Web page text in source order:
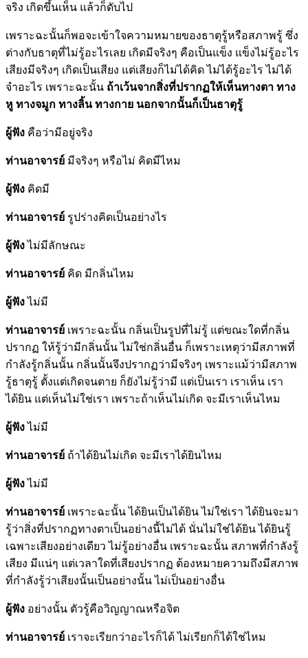
จริง เกิดขึ้นเห็น แล้วก็ดับไป
เพราะฉะนั้นก็พอจะเข้าใจความหมายของธาตุรู้หรือสภาพรู้ ซึ่ง
ต่างกับธาตุที่ไม่รู้อะไรเลย เกิดมีจริงๆ คือเป็นแข็ง แข็งไม่รู้อะไร
เสียงมีจริงๆ เกิดเป็นเสียง แต่เสียงก็ไม่ได้คิด ไม่ได้รู้อะไร ไม่ได้
จำอะไร เพราะฉะนั้น ถ้าเว้นจากสิ่งที่ปรากฏให้เห็นทางตา ทาง
หู ทางจมูก ทางลิ้น ทางกาย นอกจากนั้นก็เป็นธาตุรู้
ผู้ฟัง คือว่ามีอยู่จริง
ท่านอาจารย์ มีจริงๆ หรือไม่ คิดมีไหม
ผู้ฟัง คิดมี
ท่านอาจารย์ รูปร่างคิดเป็นอย่างไร
ผู้ฟังไม่มีลักษณะ
ท่านอาจารย์ คิด มีกลิ่นไหม
ผู้ฟังไม่มี
ท่านอาจารย์ เพราะฉะนั้น กลิ่นเป็นรูปที่ไม่รู้ แต่ขณะใดที่กลิ่น
ปรากฏ ให้รู้ว่ามีกลิ่นนั้น ไม่ใช่กลิ่นอื่น ก็เพราะเหตุว่ามีสภาพที่
กำลังรู้กลิ่นนั้น กลิ่นนั้นจึงปรากฏว่ามีจริงๆ เพราะแม้ว่ามีสภาพ
รู้ธาตุรู้ ตั้งแต่เกิดจนตาย ก็ยังไม่รู้ว่ามี แต่เป็นเรา เราเห็น เรา
ได้ยิน แต่เห็นไม่ใช่เรา เพราะถ้าเห็นไม่เกิด จะมีเราเห็นไหม
ผู้ฟังไม่มี
ท่านอาจารย์ ถ้าได้ยินไม่เกิด จะมีเราได้ยินไหม
ผู้ฟังไม่มี
ท่านอาจารย์ เพราะฉะนั้น ได้ยินเป็นได้ยิน ไม่ใช่เรา ได้ยินจะมา
รู้ว่าสิ่งที่ปรากฏทางตาเป็นอย่างนี้ไม่ได้ นั่นไม่ใช่ได้ยิน ได้ยินรู้
เฉพาะเสียงอย่างเดียว ไม่รู้อย่างอื่น เพราะฉะนั้น สภาพที่กำลังรู้
เสียง มีแน่ๆ แต่เวลาใดที่เสียงปรากฏ ต้องหมายความถึงมีสภาพ
ที่กำลังรู้ว่าเสียงนั้นเป็นอย่างนั้น ไม่เป็นอย่างอื่น
ผู้ฟัง อย่างนั้น ตัวรู้คือวิญญาณหรือจิต
ท่านอาจารย์ เราจะเรียกว่าอะไรก็ได้ ไม่เรียกก็ได้ใช่ไหม